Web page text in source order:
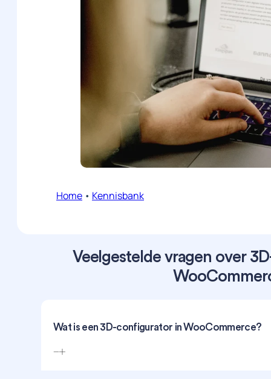
Home • Kennisbank
Veelgestelde vragen over
Wat is een 3D-configurator in WooCommerce?